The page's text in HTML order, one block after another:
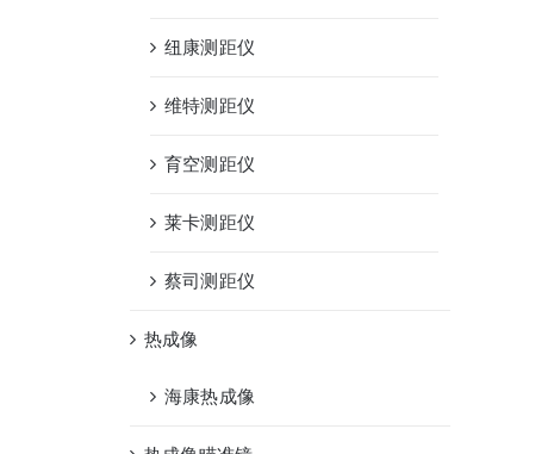
纽康测距仪
维特测距仪
育空测距仪
莱卡测距仪
蔡司测距仪
热成像
海康热成像